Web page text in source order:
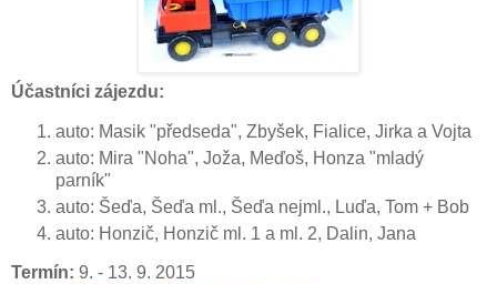
Účastníci zájezdu:
auto: Masik "předseda", Zbyšek, Fialice, Jirka a Vojta
auto: Mira "Noha", Joža, Meďoš, Honza "mladý
parník"
auto: Šeďa, Šeďa ml., Šeďa nejml., Luďa, Tom + Bob
auto: Honzič, Honzič ml. 1 a ml. 2, Dalin, Jana
Termín: 9. - 13. 9. 2015